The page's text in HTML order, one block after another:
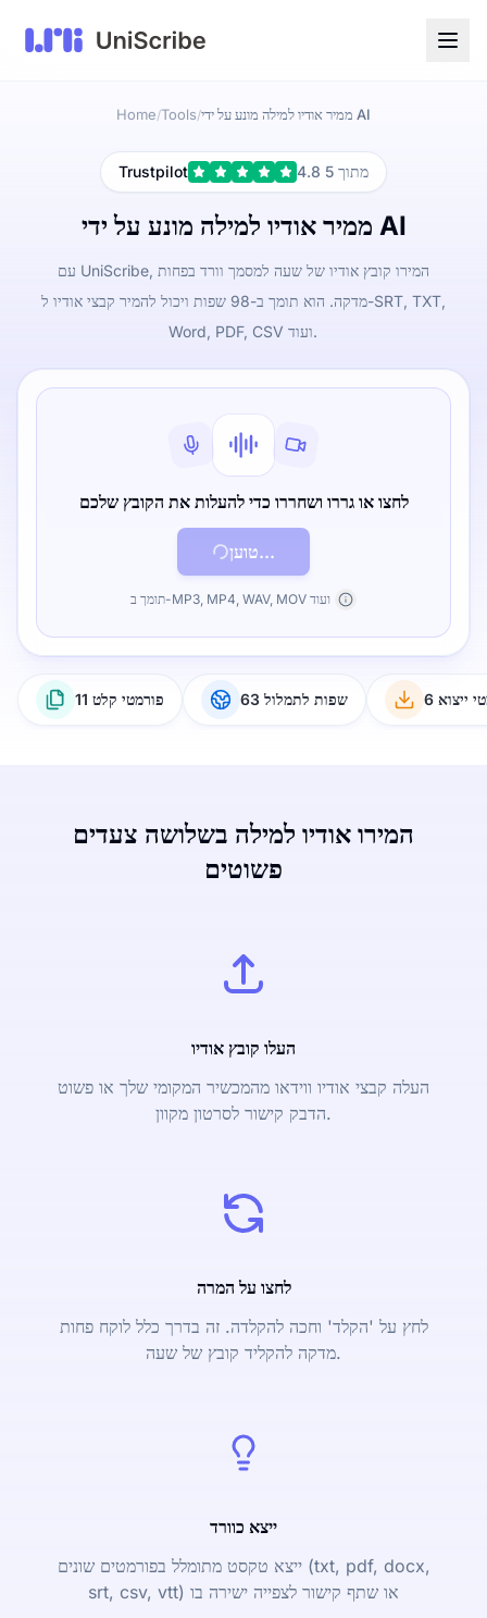
Home/Tools/ ממיר אודיו למילה מונע על ידי AI
Trustpilot 4.8 מתוך 5
ממיר אודיו למילה מונע על ידי AI
עם UniScribe, המירו קובץ אודיו של שעה למסמך וורד בפחות
מדקה. הוא תומך ב-98 שפות ויכול להמיר קבצי אודיו ל-SRT, TXT,
Word, PDF, CSV ועוד.
לחצו או גררו ושחררו כדי להעלות את הקובץ שלכם
טוען...
תומך ב-MP3, MP4, WAV, MOV ועוד
11 פורמטי קלט 63 שפות לתמלול ייצוא
המירו אודיו למילה בשלושה צעדים
פשוטים
העלו קובץ אודיו
העלה קבצי אודיו ווידאו מהמכשיר המקומי שלך או פשוט
הדבק קישור לסרטון מקוון.
לחצו על המרה
לחץ על 'הקלד' וחכה להקלדה. זה בדרך כלל לוקח פחות
מדקה להקליד קובץ של שעה.
ייצא כוורד
ייצא טקסט מתומלל בפורמטים שונים (txt, pdf, docx,
srt, csv, vtt) או שתף קישור לצפייה ישירה בו